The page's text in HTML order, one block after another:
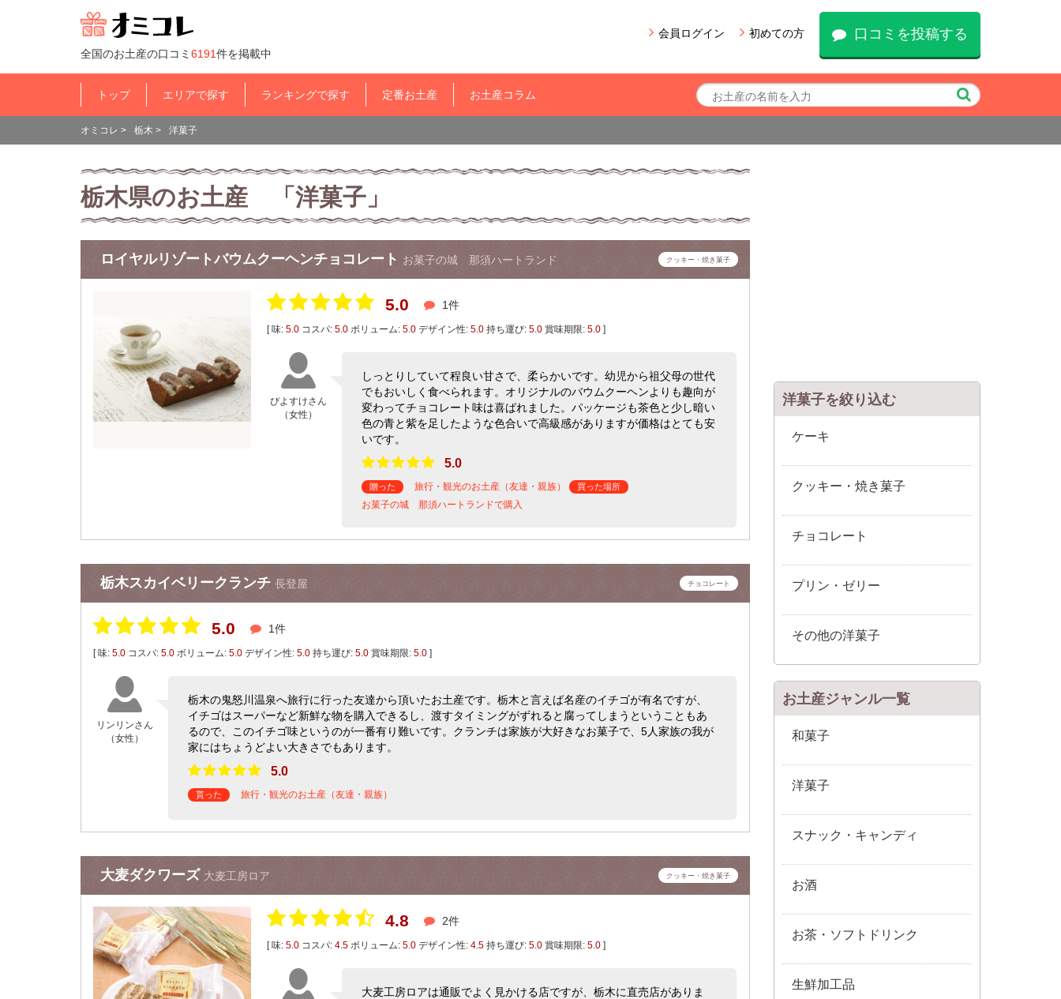
全国のお土産の口コミ 6191件を掲載中
会員ログイン 初めての方 口コミを投稿する
トップ エリアで探す ランキングで探す 定番お土産 お土産コラム
オミコレ > 栃木 > 洋菓子
栃木県のお土産 「洋菓子」
ロイヤルリゾートバウムクーヘンチョコレート お菓子の城 那須ハートランド クッキー・焼き菓子
5.0 1件
[ 味: 5.0 コスパ: 5.0 ボリューム: 5.0 デザイン性: 5.0 持ち運び: 5.0 賞味期限: 5.0 ]
ぴよすけさん
（女性）
しっとりしていて程良い甘さで、柔らかいです。幼児から祖父母の世代
でもおいしく食べられます。オリジナルのバウムクーヘンよりも趣向が
変わってチョコレート味は喜ばれました。パッケージも茶色と少し暗い
色の青と紫を足したような色合いで高級感がありますが価格はとても安
いです。
5.0
贈った 旅行・観光のお土産（友達・親族） 買った場所
お菓子の城 那須ハートランドで購入
栃木スカイベリークランチ 長登屋 チョコレート
5.0 1件
[ 味: 5.0 コスパ: 5.0 ボリューム: 5.0 デザイン性: 5.0 持ち運び: 5.0 賞味期限: 5.0 ]
リンリンさん
（女性）
栃木の鬼怒川温泉へ旅行に行った友達から頂いたお土産です。栃木と言えば名産のイチゴが有名ですが、
イチゴはスーパーなど新鮮な物を購入できるし、渡すタイミングがずれると腐ってしまうということもあ
るので、このイチゴ味というのが一番有り難いです。クランチは家族が大好きなお菓子で、5人家族の我が
家にはちょうどよい大きさでもあります。
5.0
貰った 旅行・観光のお土産（友達・親族）
大麦ダクワーズ 大麦工房ロア クッキー・焼き菓子
4.8 2件
[ 味: 5.0 コスパ: 4.5 ボリューム: 5.0 デザイン性: 4.5 持ち運び: 5.0 賞味期限: 5.0 ]
大麦工房ロアは通販でよく見かける店ですが、栃木に直売店がありま
洋菓子を絞り込む
ケーキ
クッキー・焼き菓子
チョコレート
プリン・ゼリー
その他の洋菓子
お土産ジャンル一覧
和菓子
洋菓子
スナック・キャンディ
お酒
お茶・ソフトドリンク
生鮮加工品